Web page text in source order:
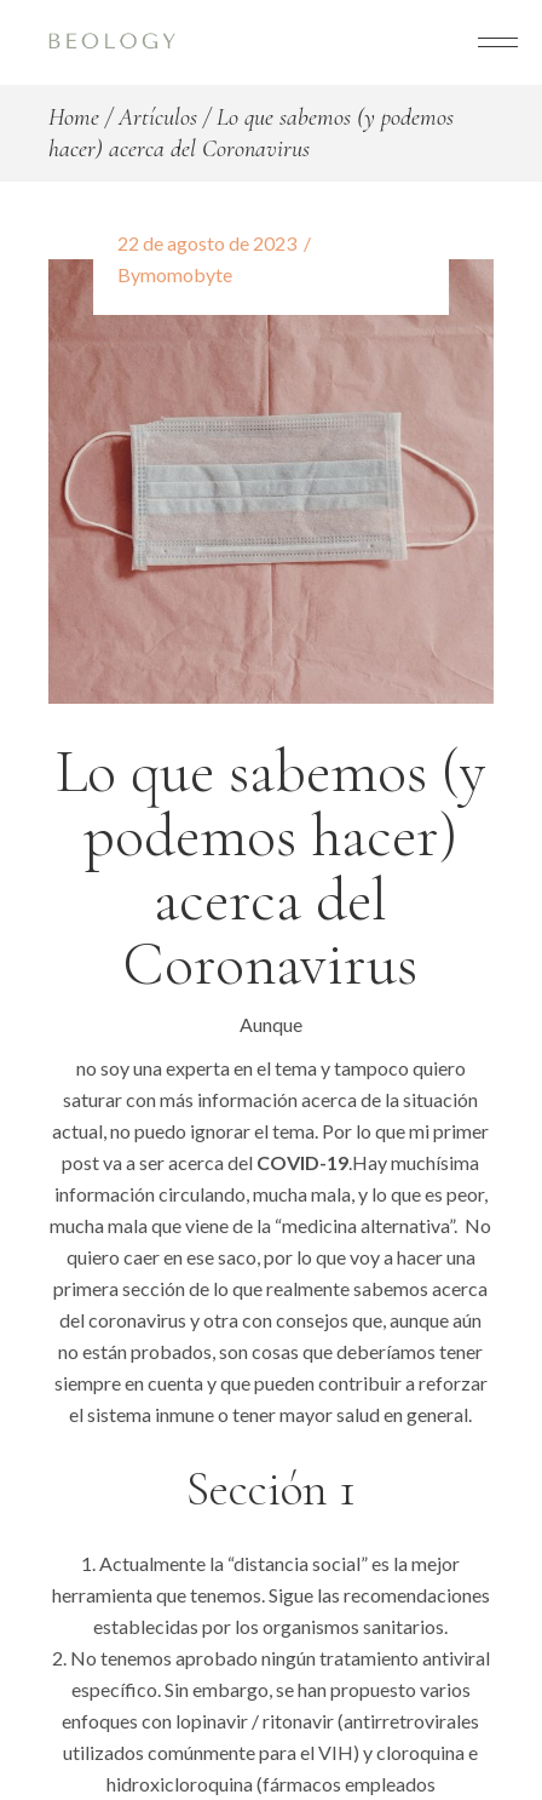
Home Artículos
Lo que sabemos (y podemos
hacer) acerca del Coronavirus
22 de agosto de 2023
Bymomobyte
Lo que sabemos (y
podemos hacer)
acerca del
Coronavirus
Aunque
no soy una experta en el tema y tampoco quiero
saturar con más información acerca de la situación
actual, no puedo ignorar el tema. Por lo que mi primer
post va a ser acerca del COVID-19.Hay muchísima
información circulando, mucha mala, y lo que es peor,
mucha mala que viene de la “medicina alternativa”. No
quiero caer en ese saco, por lo que voy a hacer una
primera sección de lo que realmente sabemos acerca
del coronavirus y otra con consejos que, aunque aún
no están probados, son cosas que deberíamos tener
siempre en cuenta y que pueden contribuir a reforzar
el sistema inmune o tener mayor salud en general.
Sección 1
Actualmente la “distancia social” es la mejor
herramienta que tenemos. Sigue las recomendaciones
establecidas por los organismos sanitarios.
No tenemos aprobado ningún tratamiento antiviral
específico. Sin embargo, se han propuesto varios
enfoques con lopinavir / ritonavir (antirretrovirales
utilizados comúnmente para el VIH) y cloroquina e
hidroxicloroquina (fármacos empleados